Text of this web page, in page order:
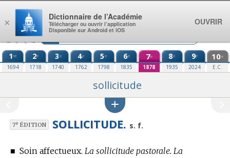
Aller au contenu
1re
1694
2e
1718
3e
1740
4e
1762
5e
1798
6e
1835
7e
1878
8e
1935
9e
2024
10e
E.C.
sollicitude
7eÉDITION SOLLICITUDE. s. f.
■ Soin affectueux. La sollicitude pastorale. La
×
Dictionnaire de l’Académie
Télécharger ou ouvrir l’application
Disponible sur Android et iOS
OUVRIR